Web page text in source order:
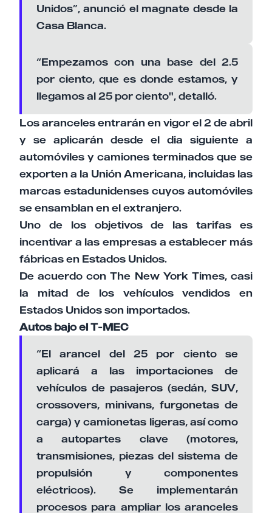
Unidos”, anunció el magnate desde la
Casa Blanca.
“Empezamos con una base del 2.5
por ciento, que es donde estamos, y
llegamos al 25 por ciento", detalló.
Los aranceles entrarán en vigor el 2 de abril
y se aplicarán desde el dia siguiente a
automóviles y camiones terminados que se
exporten a la Unión Americana, incluidas las
marcas estadunidenses cuyos automóviles
se ensamblan en el extranjero.
Uno de los objetivos de las tarifas es
incentivar a las empresas a establecer más
fábricas en Estados Unidos.
De acuerdo con The New York Times, casi
la mitad de los vehículos vendidos en
Estados Unidos son importados.
Autos bajo el T-MEC
“El arancel del 25 por ciento se
aplicará a las importaciones de
vehículos de pasajeros (sedán, SUV,
crossovers, minivans, furgonetas de
carga) y camionetas ligeras, así como
a autopartes clave (motores,
transmisiones, piezas del sistema de
propulsión y componentes
eléctricos). Se implementarán
procesos para ampliar los aranceles